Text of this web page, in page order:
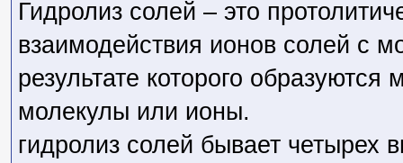
Гидролиз солей – это
взаимодействия ионов солей с
результате которого
молекулы или ионы.
гидролиз солей бывает четырех